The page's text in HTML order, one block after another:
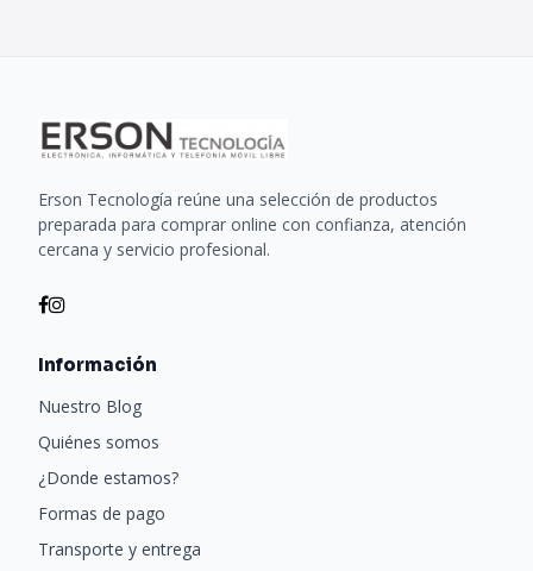
Erson Tecnología reúne una selección de productos
preparada para comprar online con confianza, atención
cercana y servicio profesional.
Información
Nuestro Blog
Quiénes somos
¿Donde estamos?
Formas de pago
Transporte y entrega